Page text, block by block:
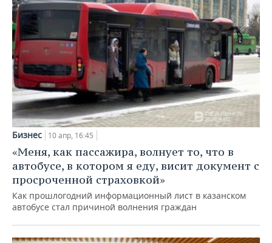
Бизнес 10 апр, 16:45
«Меня, как пассажира, волнует то, что в
автобусе, в котором я еду, висит документ с
просроченной страховкой»
Как прошлогодний информационный лист в казанском
автобусе стал причиной волнения граждан